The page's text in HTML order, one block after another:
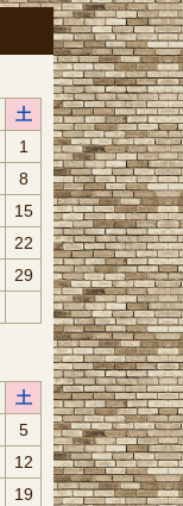
土
1
8
15
22
29
土
5
12
19